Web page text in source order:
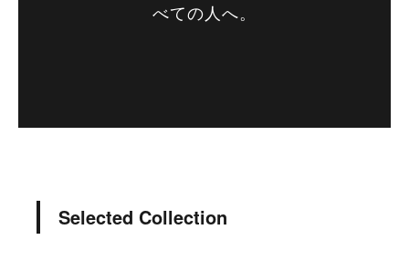
べての人へ。
Selected Collection